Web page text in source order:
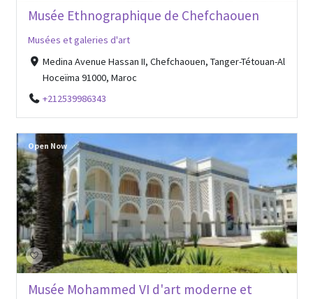
Musée Ethnographique de Chefchaouen
Musées et galeries d'art
Medina Avenue Hassan II, Chefchaouen, Tanger-Tétouan-Al
Hoceïma 91000, Maroc
+212539986343
Musée Mohammed VI d'art moderne et
Open Now